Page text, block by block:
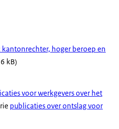
hoger beroep en
kB)
voor werkgevers over het
publicaties over ontslag voor